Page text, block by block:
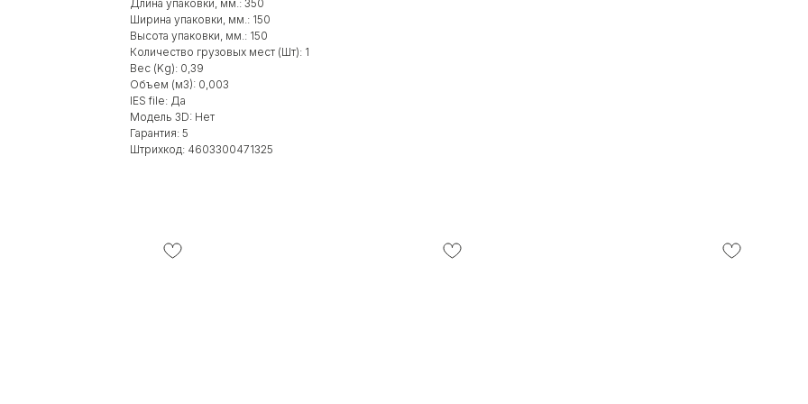
Длина упаковки, мм.: 350
Ширина упаковки, мм.: 150
Высота упаковки, мм.: 150
Количество грузовых мест (Шт): 1
Вес (Kg): 0,39
Объем (м3): 0,003
IES file: Да
Модель 3D: Нет
Гарантия: 5
Штрихкод: 4603300471325